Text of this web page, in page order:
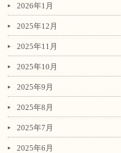
2026年1月
2025年12月
2025年11月
2025年10月
2025年9月
2025年8月
2025年7月
2025年6月